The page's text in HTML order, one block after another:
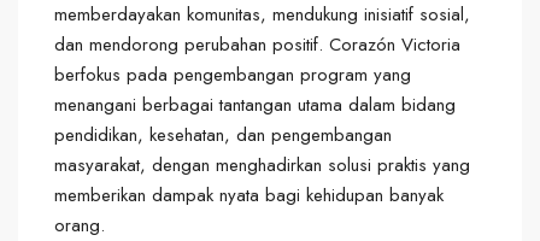
memberdayakan komunitas, mendukung inisiatif sosial,
dan mendorong perubahan positif. Corazón Victoria
berfokus pada pengembangan program yang
menangani berbagai tantangan utama dalam bidang
pendidikan, kesehatan, dan pengembangan
masyarakat, dengan menghadirkan solusi praktis yang
memberikan dampak nyata bagi kehidupan banyak
orang.